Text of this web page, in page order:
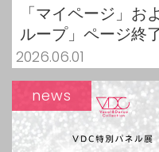
「マイページ」
ループ」ページ終
2026.06.01
news